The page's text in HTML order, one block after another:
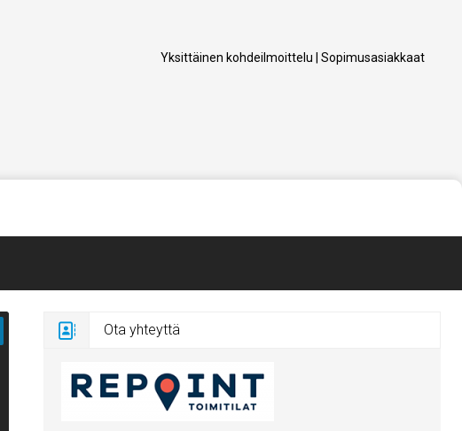
Yksittäinen kohdeilmoittelu Sopimusasiakkaat
Ota yhteyttä